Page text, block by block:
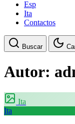
Esp
Ita
Contactos
Buscar
Autor:
Ita
Ita